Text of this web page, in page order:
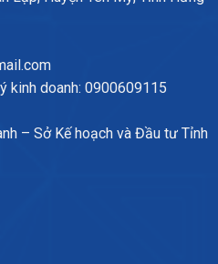
kinh doanh: 0900609115
– Sở Kế hoạch và Đầu tư Tỉnh